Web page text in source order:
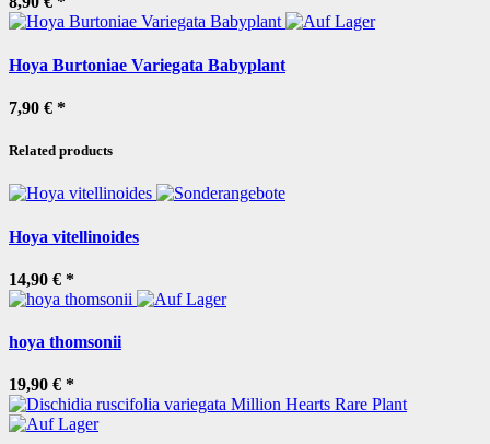
Hoya Burtoniae Variegata Babyplant
7,90 € *
Related products
Hoya vitellinoides
14,90 € *
hoya thomsonii
19,90 € *